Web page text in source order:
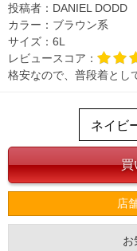
※商品によって若干のサイズの
ンピュータ画面）によって、商
ください。
※当店での掲載商品は、実店鋪
舗からのお取り寄せ等により
す。そのようなことがない様最
ITEM INTRODUCTION
投稿者： DANIEL DODD
カラー： ブラウン系
サイズ： 6L
レビュースコア：
格安なので、普段着とし
店
お